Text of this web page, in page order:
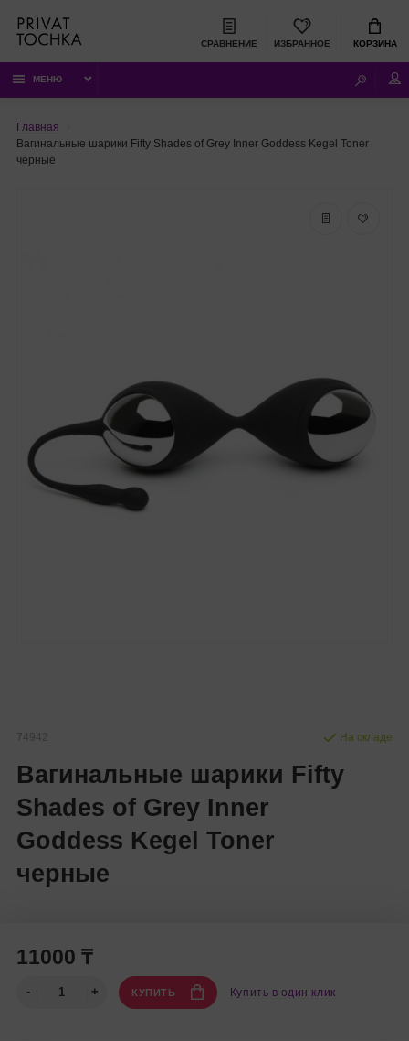
СРАВНЕНИЕ ИЗБРАННОЕ КОРЗИНА
МЕНЮ
Главная
Вагинальные шарики Fifty Shades of Grey Inner Goddess Kegel Toner
черные
74942
Вагинальные шарики Fifty
Shades of Grey Inner
Goddess Kegel Toner
черные
На складе
11000 ₸
КУПИТЬ Купить в один клик